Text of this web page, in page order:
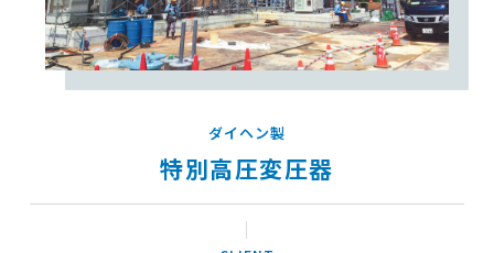
ダイヘン製
特別高圧変圧器